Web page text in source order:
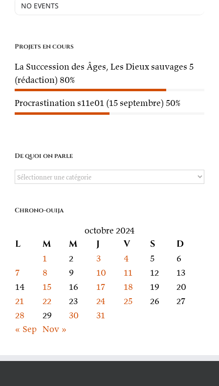
NO EVENTS
Projets en cours
La Succession des Âges, Les Dieux sauvages 5
(rédaction) 80%
Procrastination s11e01 (15 septembre) 50%
De quoi on parle
De
parle
Chrono-ouija
octobre 2024
L M M J V S D
1 2 3 4 5
6
7
8 9 10 11 12
13
14
15 16 17 18 19
20
21
22 23 24 25 26
27
28
29 30
31
« Sep Nov »